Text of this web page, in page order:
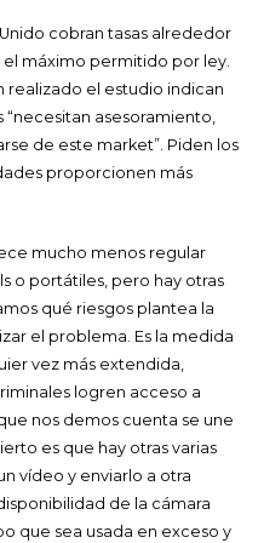
cobran tasas alrededor
el máximo permitido por ley.
realizado el estudio indican
asesoramiento,
de este market”. Piden los
proporcionen más
mucho menos regular
o portátiles, pero hay otras
qué riesgos plantea la
el problema. Es la medida
vez más extendida,
logren acceso a
nos demos cuenta se une
es que hay otras varias
vídeo y enviarlo a otra
de la cámara
que sea usada en exceso y